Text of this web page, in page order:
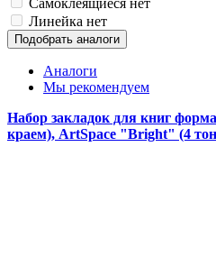
Самоклеящиеся нет
Линейка нет
Подобрать аналоги
Аналоги
Мы рекомендуем
Набор закладок для книг
краем), ArtSpace "Bright" (4